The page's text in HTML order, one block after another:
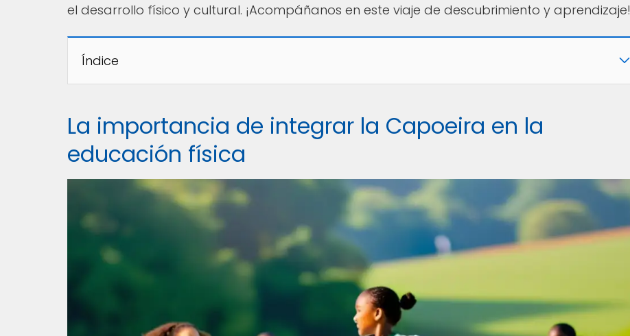
el desarrollo físico y cultural. ¡Acompáñanos en este viaje de descubrimiento y aprendizaje!
Índice
La importancia de integrar la Capoeira en la
educación física